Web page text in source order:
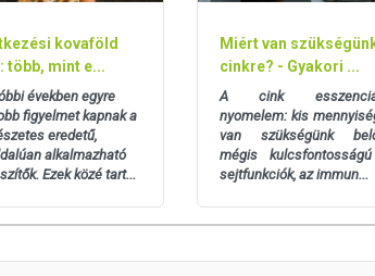
µg K-vitamin
szükséges a normál csontozat és fogazat fenntartásához, így
és fogak egészsége mellett részt vesz a
támogatja a normál energiatermelő
valamint hozzájárul a normál izomműködéshez
kovaföld
több, mint e...
években egyre
figyelmet kapnak a
eredetű,
alkalmazható
Ezek közé tart...
Miért van
cinkre? - Gyakori ...
A cink
nyomelem: kis
van szükségünk
mégis
sejtfunkciók, az immun...